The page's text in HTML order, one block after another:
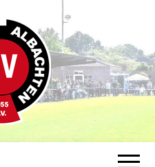
Albachten